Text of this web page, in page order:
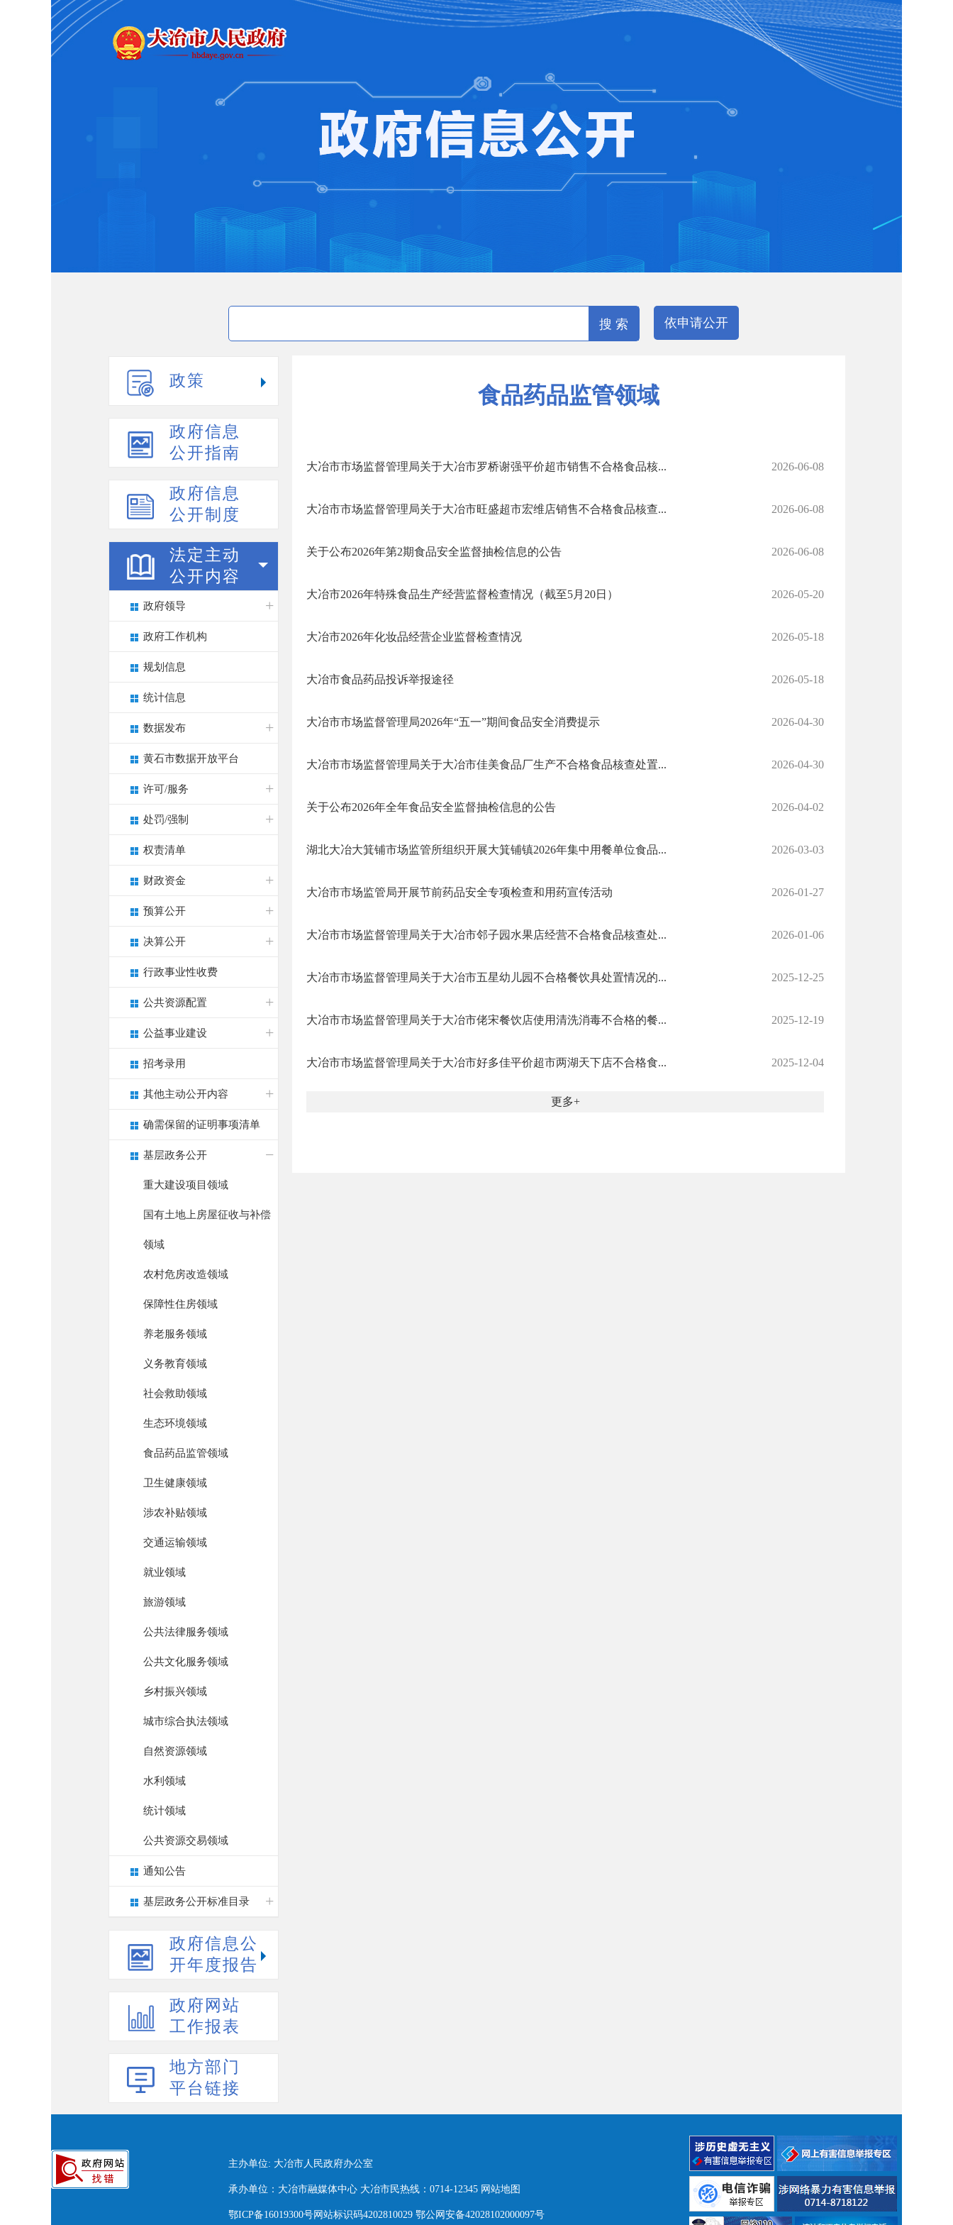
搜 索 依申请公开
政策
政府信息
公开指南
政府信息
公开制度
法定主动
公开内容
政府领导
政府工作机构
规划信息
统计信息
数据发布
黄石市数据开放平台
许可/服务
处罚/强制
权责清单
财政资金
预算公开
决算公开
行政事业性收费
公共资源配置
公益事业建设
招考录用
其他主动公开内容
确需保留的证明事项清单
基层政务公开
重大建设项目领域
国有土地上房屋征收与补偿
领域
农村危房改造领域
保障性住房领域
养老服务领域
义务教育领域
社会救助领域
生态环境领域
食品药品监管领域
卫生健康领域
涉农补贴领域
交通运输领域
就业领域
旅游领域
公共法律服务领域
公共文化服务领域
乡村振兴领域
城市综合执法领域
自然资源领域
水利领域
统计领域
公共资源交易领域
通知公告
基层政务公开标准目录
政府信息公
开年度报告
政府网站
工作报表
地方部门
平台链接
食品药品监管领域
2026-06-08
大冶市市场监督管理局关于大冶市罗桥谢强平价超市销售不合格食品核...
2026-06-08
大冶市市场监督管理局关于大冶市旺盛超市宏维店销售不合格食品核查...
2026-06-08
关于公布2026年第2期食品安全监督抽检信息的公告
2026-05-20
大冶市2026年特殊食品生产经营监督检查情况（截至5月20日）
2026-05-18
大冶市2026年化妆品经营企业监督检查情况
2026-05-18
大冶市食品药品投诉举报途径
2026-04-30
大冶市市场监督管理局2026年“五一”期间食品安全消费提示
2026-04-30
大冶市市场监督管理局关于大冶市佳美食品厂生产不合格食品核查处置...
2026-04-02
关于公布2026年全年食品安全监督抽检信息的公告
2026-03-03
湖北大冶大箕铺市场监管所组织开展大箕铺镇2026年集中用餐单位食品...
2026-01-27
大冶市市场监管局开展节前药品安全专项检查和用药宣传活动
2026-01-06
大冶市市场监督管理局关于大冶市邻子园水果店经营不合格食品核查处...
2025-12-25
大冶市市场监督管理局关于大冶市五星幼儿园不合格餐饮具处置情况的...
2025-12-19
大冶市市场监督管理局关于大冶市佬宋餐饮店使用清洗消毒不合格的餐...
2025-12-04
大冶市市场监督管理局关于大冶市好多佳平价超市两湖天下店不合格食...
更多
主办单位: 大冶市人民政府办公室
承办单位：大冶市融媒体中心 大冶市民热线：0714-12345 网站地图
鄂ICP备16019300号网站标识码4202810029 鄂公网安备42028102000097号